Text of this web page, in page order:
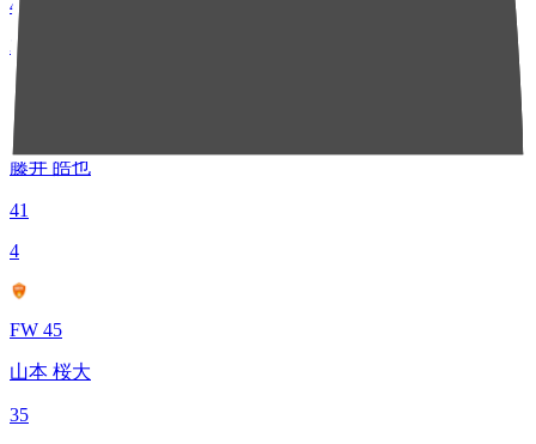
43
3
MF 17
藤井 皓也
41
4
FW 45
山本 桜大
35